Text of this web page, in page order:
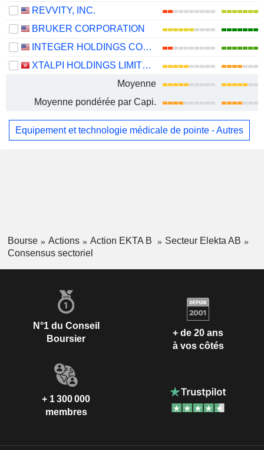
REVVITY, INC.
BRUKER CORPORATION
INTEGER HOLDINGS CORPORATION
XTALPI HOLDINGS LIMITED
Moyenne
Moyenne pondérée par Capi.
Equipement et technologie médicale de pointe - Autres
Bourse Actions Action EKTA B
Secteur Elekta AB
Consensus sectoriel
N°1 du Conseil
Boursier
+ de 20 ans
à vos côtés
+ 1 300 000
membres